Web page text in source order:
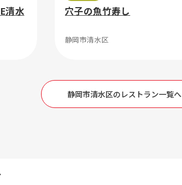
清水
穴子の魚竹寿し
静岡市清水区
静岡市清水区のレストラン一覧へ